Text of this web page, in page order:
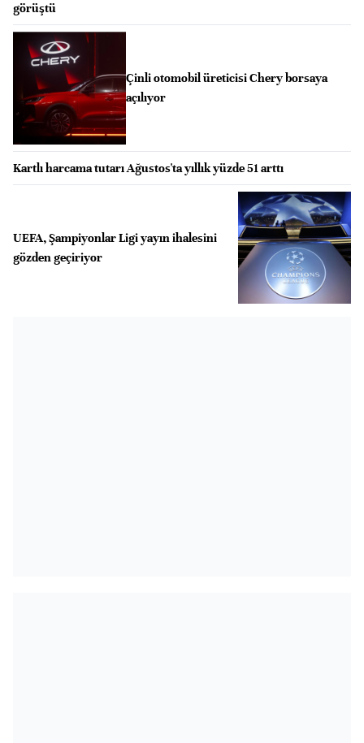
görüştü
Çinli otomobil üreticisi Chery borsaya
açılıyor
Kartlı harcama tutarı Ağustos'ta yıllık yüzde 51 arttı
UEFA, Şampiyonlar Ligi yayın ihalesini
gözden geçiriyor